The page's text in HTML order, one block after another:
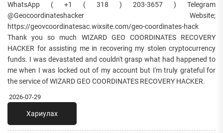
WhatsApp ( +1 ( 318 ) 203-3657 ) Telegram
@Geocoordinateshacker Website;
https://geovcoordinatesac.wixsite.com/geo-coordinates-hack
Thank you so much WIZARD GEO COORDINATES RECOVERY
HACKER for assisting me in recovering my stolen cryptocurrency
funds. I was devastated and couldn't grasp what had happened to
me when I was locked out of my account but I'm truly grateful for
the service of WIZARD GEO COORDINATES RECOVERY HACKER.
2026-07-29
Хариулах